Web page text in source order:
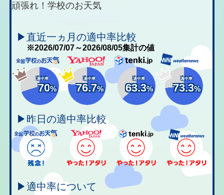
頑張れ！学校のお天気
▶直近一ヵ月の適中率比較
※2026/07/07～2026/08/05集計の値
適中率
70%
適中率
76.7%
適中率
63.3%
適中率
73.3%
▶昨日の適中率比較
▶適中率について